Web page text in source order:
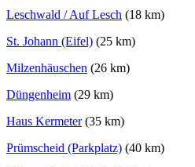
Leschwald / Auf Lesch (18 km)
St. Johann (Eifel) (25 km)
Milzenhäuschen (26 km)
Düngenheim (29 km)
Haus Kermeter(35 km)
Prümscheid (Parkplatz) (40 km)